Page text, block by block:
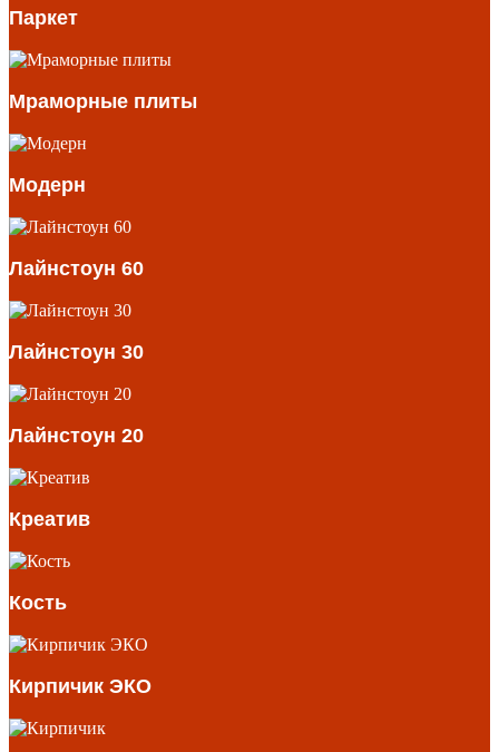
Паркет
Мраморные плиты
Модерн
Лайнстоун 60
Лайнстоун 30
Лайнстоун 20
Креатив
Кость
Кирпичик ЭКО